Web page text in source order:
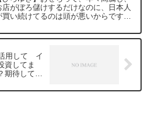
店がぼろ儲けするだけなのに、日本人
買い続けてるのは頭が悪いからです
用して イ
資してま
待してる